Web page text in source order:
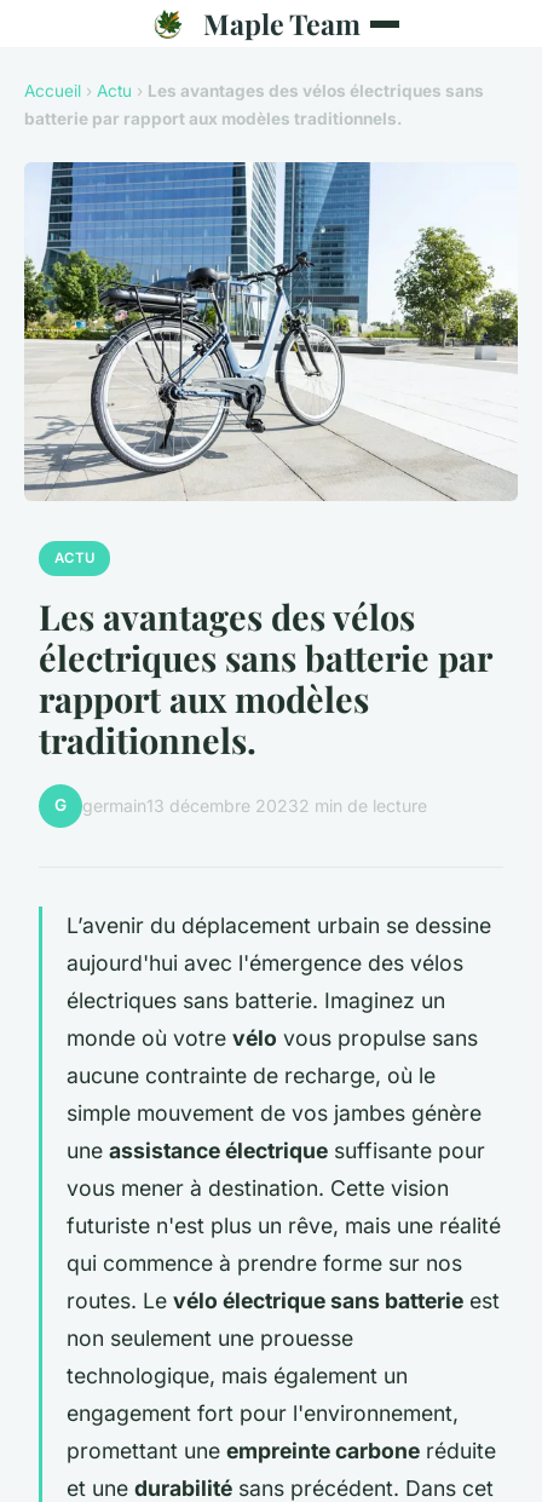
Maple Team
Accueil › Actu › Les avantages des vélos électriques sans
batterie par rapport aux modèles traditionnels.
ACTU
Les avantages des vélos
électriques sans batterie par
rapport aux modèles
traditionnels.
G germain13 décembre 20232 min de lecture
L’avenir du déplacement urbain se dessine
aujourd'hui avec l'émergence des vélos
électriques sans batterie. Imaginez un
monde où votre vélo vous propulse sans
aucune contrainte de recharge, où le
simple mouvement de vos jambes génère
une assistance électrique suffisante pour
vous mener à destination. Cette vision
futuriste n'est plus un rêve, mais une réalité
qui commence à prendre forme sur nos
routes. Le vélo électrique sans batterie est
non seulement une prouesse
technologique, mais également un
engagement fort pour l'environnement,
promettant une empreinte carbone réduite
et une durabilité sans précédent. Dans cet